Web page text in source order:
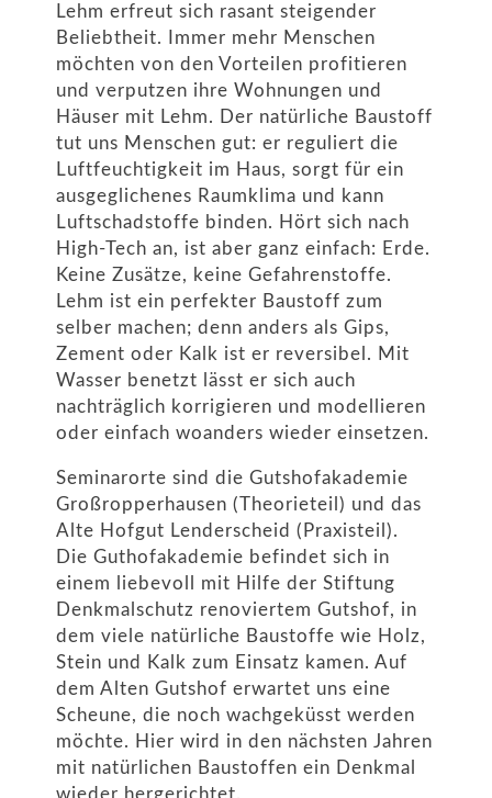
Lehm erfreut sich rasant steigender
Beliebtheit. Immer mehr Menschen
möchten von den Vorteilen profitieren
und verputzen ihre Wohnungen und
Häuser mit Lehm. Der natürliche Baustoff
tut uns Menschen gut: er reguliert die
Luftfeuchtigkeit im Haus, sorgt für ein
ausgeglichenes Raumklima und kann
Luftschadstoffe binden. Hört sich nach
High-Tech an, ist aber ganz einfach: Erde.
Keine Zusätze, keine Gefahrenstoffe.
Lehm ist ein perfekter Baustoff zum
selber machen; denn anders als Gips,
Zement oder Kalk ist er reversibel. Mit
Wasser benetzt lässt er sich auch
nachträglich korrigieren und modellieren
oder einfach woanders wieder einsetzen.
Seminarorte sind die Gutshofakademie
Großropperhausen (Theorieteil) und das
Alte Hofgut Lenderscheid (Praxisteil).
Die Guthofakademie befindet sich in
einem liebevoll mit Hilfe der Stiftung
Denkmalschutz renoviertem Gutshof, in
dem viele natürliche Baustoffe wie Holz,
Stein und Kalk zum Einsatz kamen. Auf
dem Alten Gutshof erwartet uns eine
Scheune, die noch wachgeküsst werden
möchte. Hier wird in den nächsten Jahren
mit natürlichen Baustoffen ein Denkmal
wieder hergerichtet.